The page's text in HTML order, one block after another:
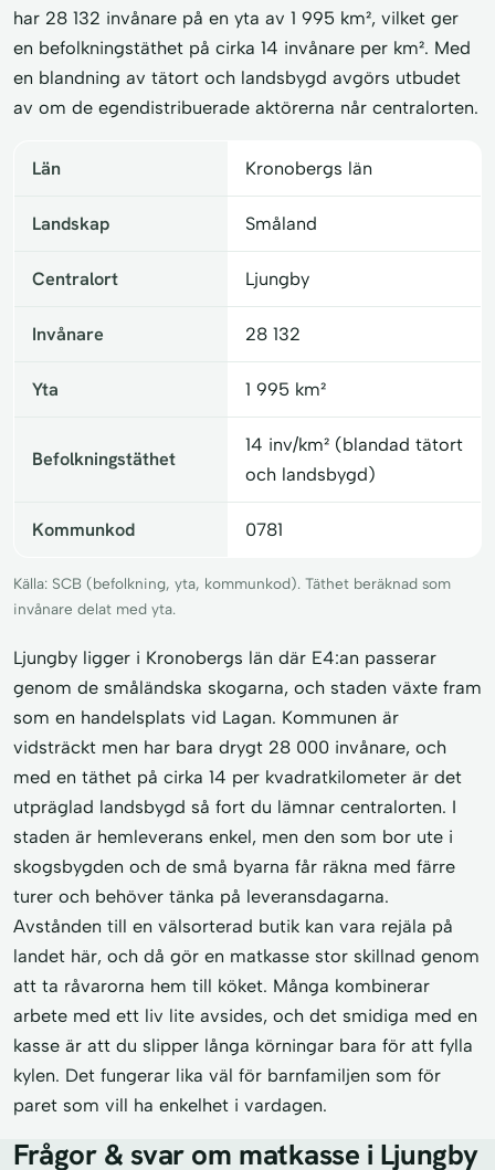
har 28 132 invånare på en yta av 1 995 km², vilket ger
en befolkningstäthet på cirka 14 invånare per km². Med
en blandning av tätort och landsbygd avgörs utbudet
av om de egendistribuerade aktörerna når centralorten.
Län Kronobergs län
Landskap Småland
Centralort Ljungby
Invånare 28 132
Yta 1 995 km²
Befolkningstäthet
14 inv/km² (blandad tätort
och landsbygd)
Kommunkod 0781
Källa: SCB (befolkning, yta, kommunkod). Täthet beräknad som
invånare delat med yta.
Ljungby ligger i Kronobergs län där E4:an passerar
genom de småländska skogarna, och staden växte fram
som en handelsplats vid Lagan. Kommunen är
vidsträckt men har bara drygt 28 000 invånare, och
med en täthet på cirka 14 per kvadratkilometer är det
utpräglad landsbygd så fort du lämnar centralorten. I
staden är hemleverans enkel, men den som bor ute i
skogsbygden och de små byarna får räkna med färre
turer och behöver tänka på leveransdagarna.
Avstånden till en välsorterad butik kan vara rejäla på
landet här, och då gör en matkasse stor skillnad genom
att ta råvarorna hem till köket. Många kombinerar
arbete med ett liv lite avsides, och det smidiga med en
kasse är att du slipper långa körningar bara för att fylla
kylen. Det fungerar lika väl för barnfamiljen som för
paret som vill ha enkelhet i vardagen.
Frågor & svar om matkasse i Ljungby